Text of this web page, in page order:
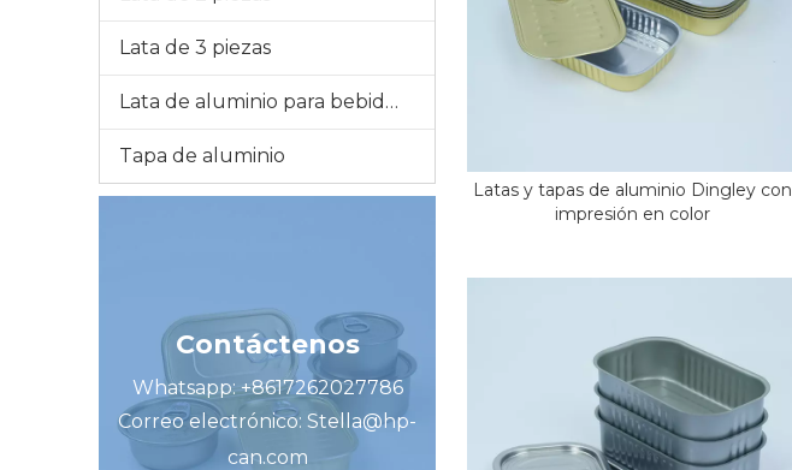
Lata de 3 piezas
Lata de aluminio para bebidas
Tapa de aluminio
Contáctenos
Whatsapp: +8617262027786
Correo electrónico: Stella@hp-
can.com
Latas y tapas de aluminio Dingley con
impresión en color